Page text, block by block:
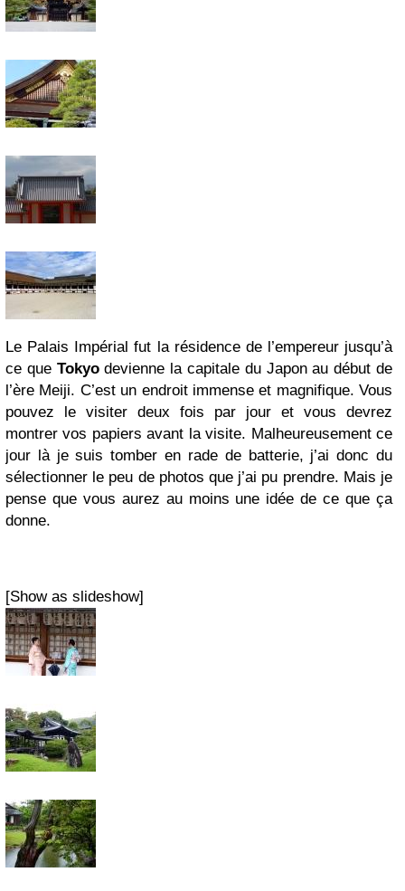
Le Palais Impérial fut la résidence de l’empereur jusqu’à
ce que Tokyodevienne la capitale du Japon au début de
l’ère Meiji. C’est un endroit immense et magnifique. Vous
pouvez le visiter deux fois par jour et vous devrez
montrer vos papiers avant la visite. Malheureusement ce
jour là je suis tomber en rade de batterie, j’ai donc du
sélectionner le peu de photos que j’ai pu prendre. Mais je
pense que vous aurez au moins une idée de ce que ça
donne.
[Show as slideshow]